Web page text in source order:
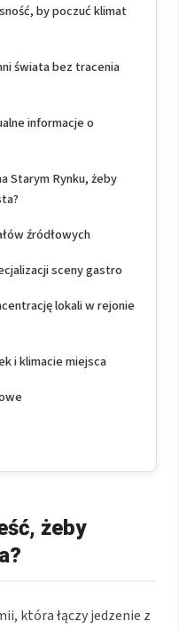
by poczuć klimat
świata bez tracenia
informacje o
Starym Rynku, żeby
źródłowych
sceny gastro
lokali w rejonie
i klimacie miejsca
żeby
która łączy jedzenie z